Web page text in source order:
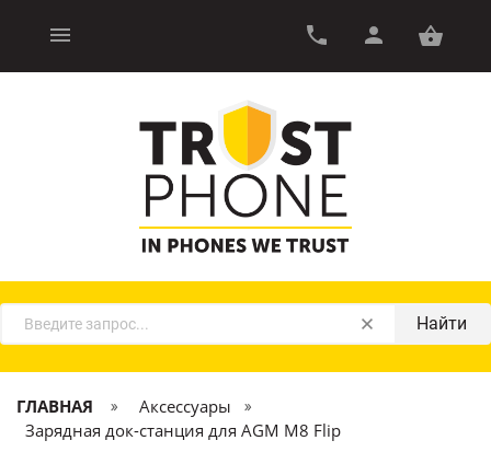
Найти
ГЛАВНАЯ
Аксессуары
Зарядная док-станция для AGM M8 Flip